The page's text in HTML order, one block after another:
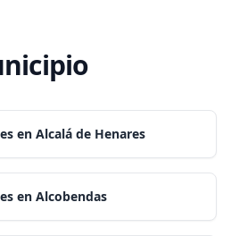
en Alcalá de Henares
en Alcobendas